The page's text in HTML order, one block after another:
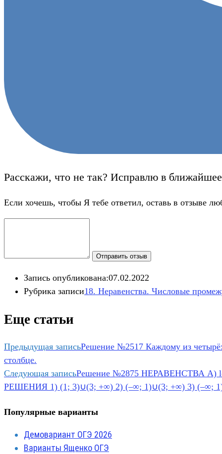
Расскажи, что не так? Исправлю в
Если хочешь, чтобы Я тебе ответил, оставь в отзыве
Отправить отзыв
Запись опубликована:07.02.2022
Рубрика записи18. Неравенства​. Числовые
Еще статьи
Предыдущая записьРешение №2517 Каждому из
столбце.
Следующая записьРешение №2875 НЕРАВЕНСТВА А)
РЕШЕНИЯ 1) (1; 3)∪(3; +∞) 2) (–∞; 1)∪(3; +∞) 3) (–∞;
Популярные варианты
Демовариант ОГЭ 2026
Варианты Ященко ОГЭ